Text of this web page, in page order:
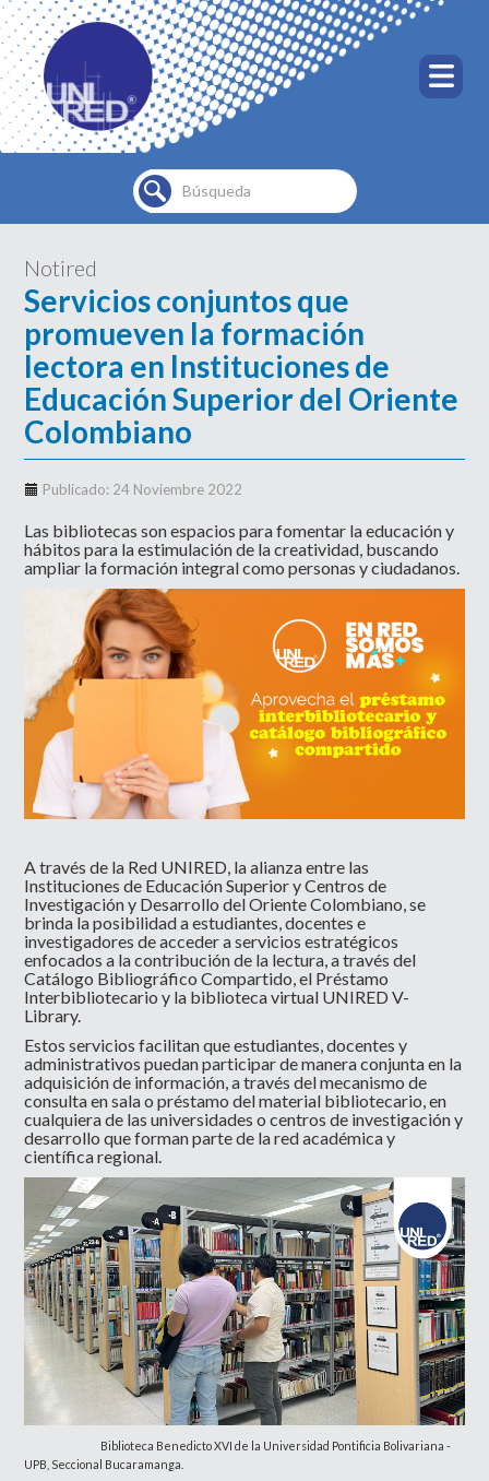
Buscar...
Notired
Servicios conjuntos que
promueven la formación
lectora en Instituciones de
Educación Superior del Oriente
Colombiano
Publicado: 24 Noviembre 2022
Las bibliotecas son espacios para fomentar la educación y
hábitos para la estimulación de la creatividad, buscando
ampliar la formación integral como personas y ciudadanos.
A través de la Red UNIRED, la alianza entre las
Instituciones de Educación Superior y Centros de
Investigación y Desarrollo del Oriente Colombiano, se
brinda la posibilidad a estudiantes, docentes e
investigadores de acceder a servicios estratégicos
enfocados a la contribución de la lectura, a través del
Catálogo Bibliográfico Compartido, el Préstamo
Interbibliotecario y la biblioteca virtual UNIRED V-
Library.
Estos servicios facilitan que estudiantes, docentes y
administrativos puedan participar de manera conjunta en la
adquisición de información, a través del mecanismo de
consulta en sala o préstamo del material bibliotecario, en
cualquiera de las universidades o centros de investigación y
desarrollo que forman parte de la red académica y
científica regional.
Biblioteca Benedicto XVI de la Universidad Pontificia Bolivariana -
UPB, Seccional Bucaramanga.